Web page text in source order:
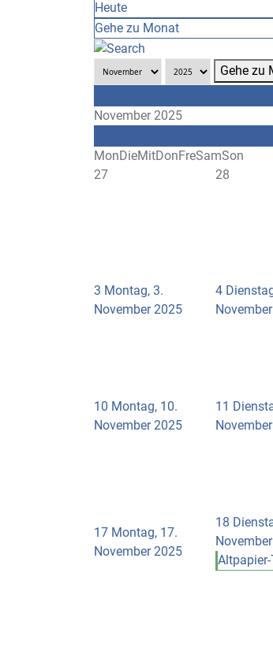
Heute
Gehe zu Monat
Gehe zu
November 2025
MonDieMitDonFreSamSon
27
28
3 Montag, 3.
November 2025
4
10 Montag, 10.
November 2025
11
17 Montag, 17.
November 2025
18
Altpapier-